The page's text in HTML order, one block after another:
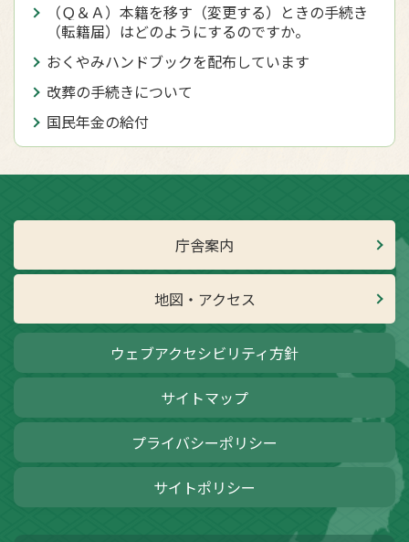
（Ｑ＆Ａ）本籍を移す（変更する）ときの手続き
（転籍届）はどのようにするのですか。
おくやみハンドブックを配布しています
改葬の手続きについて
国民年金の給付
庁舎案内
地図・アクセス
ウェブアクセシビリティ方針
サイトマップ
プライバシーポリシー
サイトポリシー